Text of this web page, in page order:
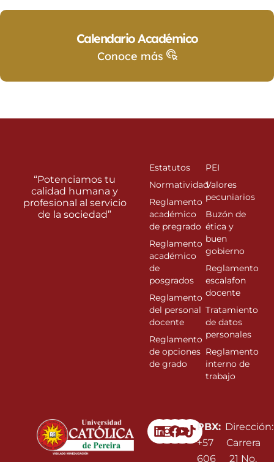
Calendario Académico
Conoce más
Linkedin
Instagram
Facebook
Youtube
PBX:
+57
606
Dirección:
Carrera
21 No.
“Potenciamos tu
calidad humana y
profesional al servicio
de la sociedad”
Estatutos
Normatividad
Reglamento
académico
de pregrado
Reglamento
académico
de
posgrados
Reglamento
del personal
docente
Reglamento
de opciones
de grado
PEI
Valores
pecuniarios
Buzón de
ética y
buen
gobierno
Reglamento
escalafon
docente
Tratamiento
de datos
personales
Reglamento
interno de
trabajo